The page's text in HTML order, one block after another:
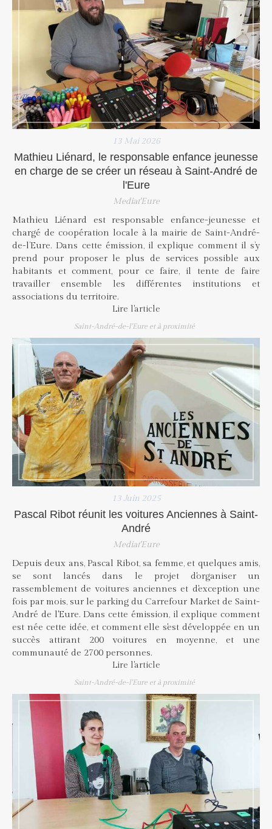
13 Mai 2026
Mathieu Liénard, le responsable enfance jeunesse
en charge de se créer un réseau à Saint-André de
l'Eure
Mediat'Eure
Mathieu Liénard est responsable enfance-jeunesse et
chargé de coopération locale à la mairie de Saint-André-
de-l’Eure. Dans cette émission, il explique comment il s’y
prend pour proposer le plus de services possible aux
habitants et comment, pour ce faire, il tente de faire
travailler ensemble les différentes institutions et
associations du territoire.
Lire l'article
Saint-André-de-l'Eure et à proximité
13 Juin 2025
Pascal Ribot réunit les voitures Anciennes à Saint-
André
Mediat'Eure
Depuis deux ans, Pascal Ribot, sa femme, et quelques amis,
se sont lancés dans le projet d'organiser un
rassemblement de voitures anciennes et d'exception une
fois par mois, sur le parking du Carrefour Market de Saint-
André de l'Eure. Dans cette émission, il explique comment
est née cette idée, et comment elle s'est développée en un
succès attirant 200 voitures en moyenne, et une
communauté de 2700 personnes.
Lire l'article
Saint-André-de-l'Eure et à proximité